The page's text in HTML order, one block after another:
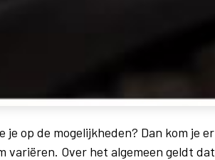
op de mogelijkheden? Dan kom je er
variëren. Over het algemeen geldt dat